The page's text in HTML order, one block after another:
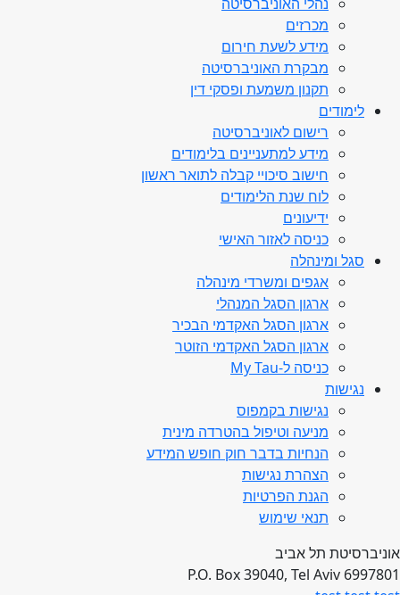
נהלי האוניברסיטה
מכרזים
מידע לשעת חירום
מבקרת האוניברסיטה
תקנון משמעת ופסקי דין
לימודים
רישום לאוניברסיטה
מידע למתעניינים בלימודים
חישוב סיכויי קבלה לתואר ראשון
לוח שנת הלימודים
ידיעונים
כניסה לאזור האישי
סגל ומינהלה
אגפים ומשרדי מינהלה
ארגון הסגל המנהלי
ארגון הסגל האקדמי הבכיר
ארגון הסגל האקדמי הזוטר
כניסה ל-My Tau
נגישות
נגישות בקמפוס
מניעה וטיפול בהטרדה מינית
הנחיות בדבר חוק חופש המידע
הצהרת נגישות
הגנת הפרטיות
תנאי שימוש
אוניברסיטת תל אביב
P.O. Box 39040, Tel Aviv 6997801